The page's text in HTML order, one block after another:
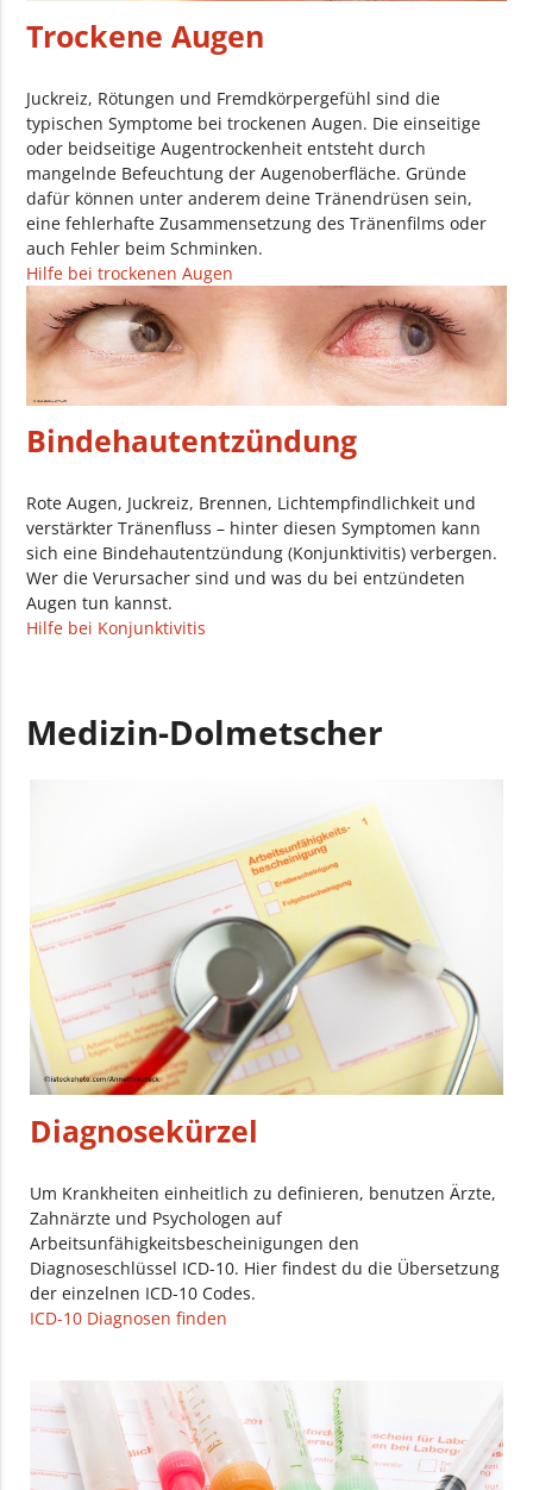
Trockene Augen
Juckreiz, Rötungen und Fremdkörpergefühl sind die
typischen Symptome bei trockenen Augen. Die einseitige
oder beidseitige Augentrockenheit entsteht durch
mangelnde Befeuchtung der Augenoberfläche. Gründe
dafür können unter anderem deine Tränendrüsen sein,
eine fehlerhafte Zusammensetzung des Tränenfilms oder
auch Fehler beim Schminken.
Hilfe bei trockenen Augen
Bindehautentzündung
Rote Augen, Juckreiz, Brennen, Lichtempfindlichkeit und
verstärkter Tränenfluss – hinter diesen Symptomen kann
sich eine Bindehautentzündung (Konjunktivitis) verbergen.
Wer die Verursacher sind und was du bei entzündeten
Augen tun kannst.
Hilfe bei Konjunktivitis
Medizin-Dolmetscher
Diagnosekürzel
Um Krankheiten einheitlich zu definieren, benutzen Ärzte,
Zahnärzte und Psychologen auf
Arbeitsunfähigkeitsbescheinigungen den
Diagnoseschlüssel ICD-10. Hier findest du die Übersetzung
der einzelnen ICD-10 Codes.
ICD-10 Diagnosen finden